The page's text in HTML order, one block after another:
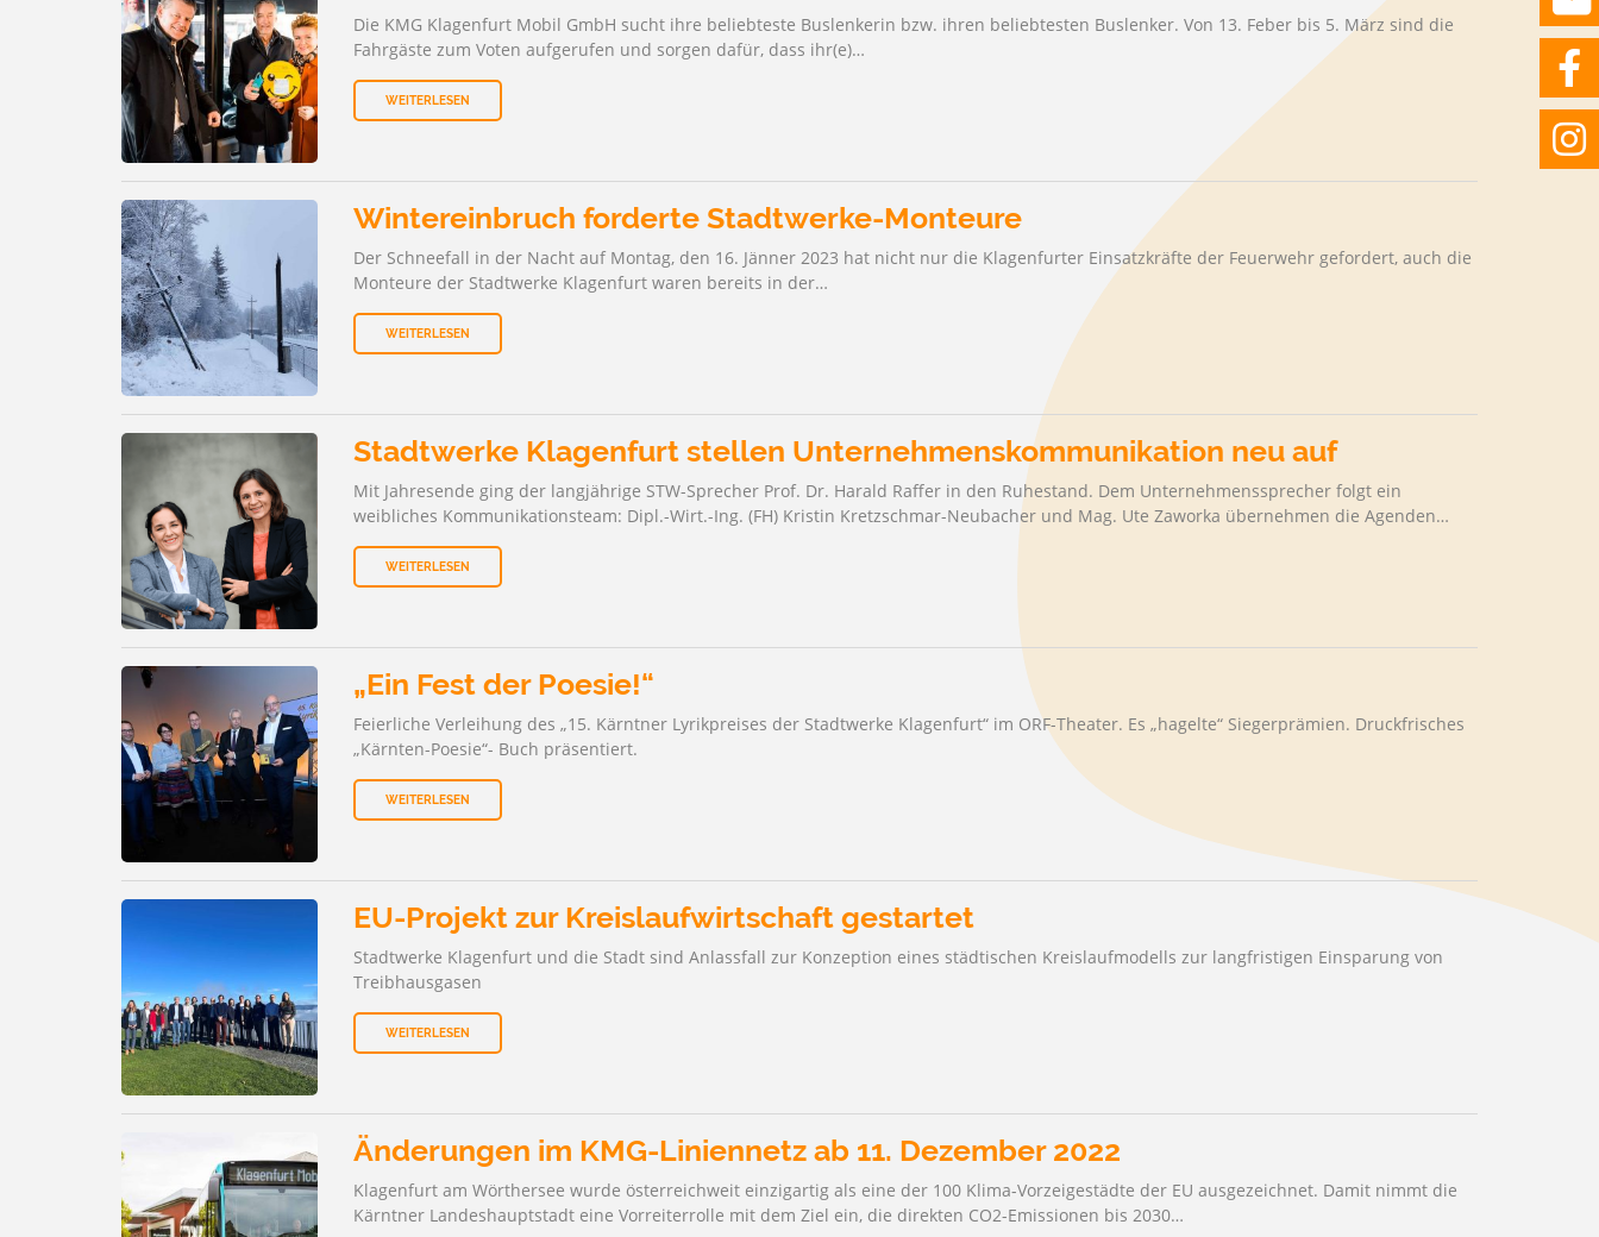
UNSER TRINKWASSER
ZU DEN STRANDBADKARTEN
Die KMG Klagenfurt Mobil GmbH sucht ihre beliebteste Buslenkerin bzw. ihren beliebtesten Buslenker. Von 13. Feber bis 5. März sind die
Fahrgäste zum Voten aufgerufen und sorgen dafür, dass ihr(e)…
WEITERLESEN
Wintereinbruch forderte Stadtwerke-Monteure
Der Schneefall in der Nacht auf Montag, den 16. Jänner 2023 hat nicht nur die Klagenfurter Einsatzkräfte der Feuerwehr gefordert, auch die
Monteure der Stadtwerke Klagenfurt waren bereits in der…
WEITERLESEN
Stadtwerke Klagenfurt stellen Unternehmenskommunikation neu auf
Mit Jahresende ging der langjährige STW-Sprecher Prof. Dr. Harald Raffer in den Ruhestand. Dem Unternehmenssprecher folgt ein
weibliches Kommunikationsteam: Dipl.-Wirt.-Ing. (FH) Kristin Kretzschmar-Neubacher und Mag. Ute Zaworka übernehmen die Agenden…
WEITERLESEN
„Ein Fest der Poesie!“
Feierliche Verleihung des „15. Kärntner Lyrikpreises der Stadtwerke Klagenfurt“ im ORF-Theater. Es „hagelte“ Siegerprämien. Druckfrisches
„Kärnten-Poesie“- Buch präsentiert.
WEITERLESEN
EU-Projekt zur Kreislaufwirtschaft gestartet
Stadtwerke Klagenfurt und die Stadt sind Anlassfall zur Konzeption eines städtischen Kreislaufmodells zur langfristigen Einsparung von
Treibhausgasen
WEITERLESEN
Änderungen im KMG-Liniennetz ab 11. Dezember 2022
Klagenfurt am Wörthersee wurde österreichweit einzigartig als eine der 100 Klima-Vorzeigestädte der EU ausgezeichnet. Damit nimmt die
Kärntner Landeshauptstadt eine Vorreiterrolle mit dem Ziel ein, die direkten CO2-Emissionen bis 2030…